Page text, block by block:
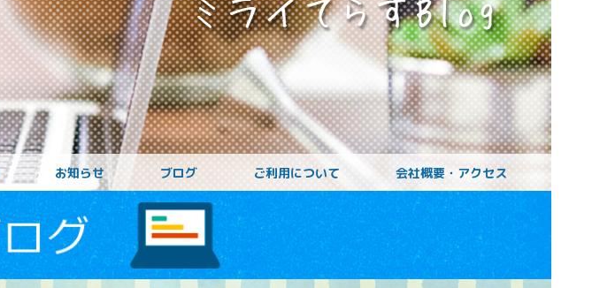
お知らせ ブログ ご利用について 会社概要・アクセス